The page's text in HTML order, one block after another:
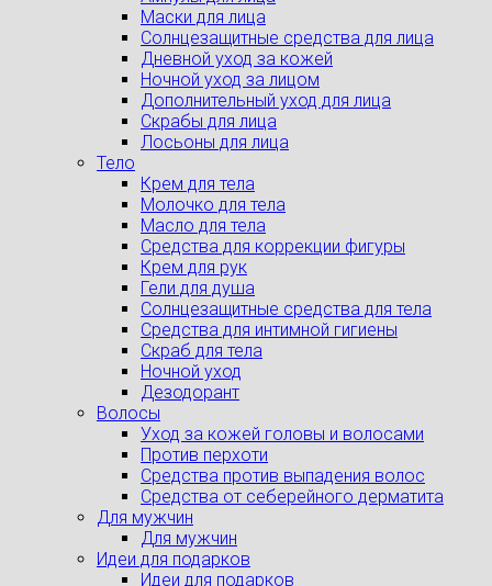
Маски для лица
Солнцезащитные средства для лица
Дневной уход за кожей
Ночной уход за лицом
Дополнительный уход для лица
Скрабы для лица
Лосьоны для лица
Тело
Крем для тела
Молочко для тела
Масло для тела
Средства для коррекции фигуры
Крем для рук
Гели для душа
Солнцезащитные средства для тела
Средства для интимной гигиены
Скраб для тела
Ночной уход
Дезодорант
Волосы
Уход за кожей головы и волосами
Против перхоти
Средства против выпадения волос
Средства от себерейного дерматита
Для мужчин
Для мужчин
Идеи для подарков
Идеи для подарков